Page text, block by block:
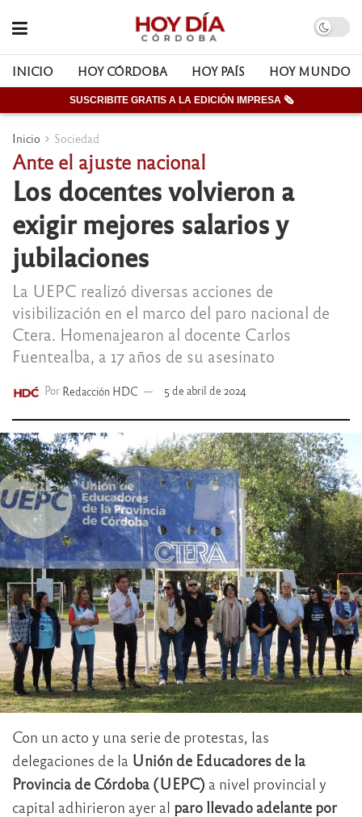
INICIO HOY CÓRDOBA HOY PAÍS HOY MUNDO
SUSCRIBITE GRATIS A LA EDICIÓN IMPRESA 🗞
Inicio Sociedad
Ante el ajuste nacional
Los docentes volvieron a
exigir mejores salarios y
jubilaciones
La UEPC realizó diversas acciones de
visibilización en el marco del paro nacional de
Ctera. Homenajearon al docente Carlos
Fuentealba, a 17 años de su asesinato
Por Redacción HDC 5 de abril de 2024
Con un acto y una serie de protestas, las
delegaciones de la Unión de Educadores de la
Provincia de Córdoba (UEPC) a nivel provincial y
capital adhirieron ayer al paro llevado adelante por